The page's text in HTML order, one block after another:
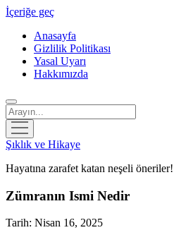
İçeriğe geç
Anasayfa
Gizlilik Politikası
Yasal Uyarı
Hakkımızda
Arama
menüyü
aç
Şıklık ve Hikaye
Hayatına zarafet katan neşeli öneriler!
Zümranın Ismi Nedir
Tarih: Nisan 16, 2025